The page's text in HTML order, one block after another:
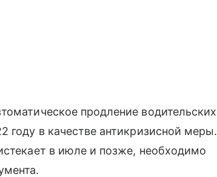
продление водительских
году в качестве антикризисной меры.
в июле и позже, необходимо